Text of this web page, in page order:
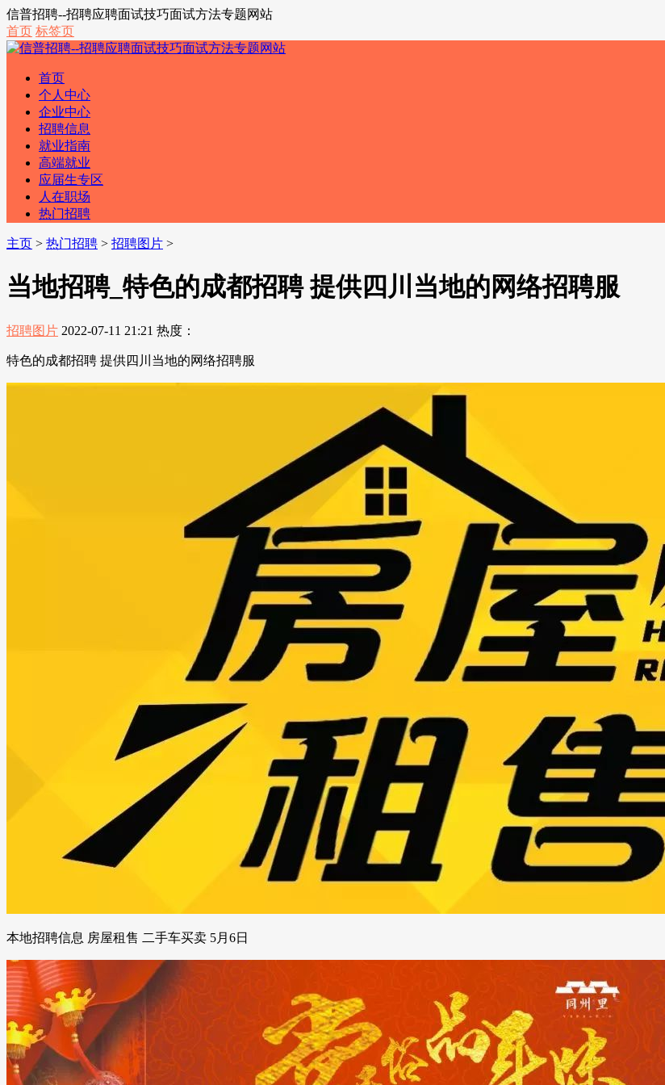
信普招聘--招聘应聘面试技巧面试方法专题网站
首页 标签页
首页
个人中心
企业中心
招聘信息
就业指南
高端就业
应届生专区
人在职场
热门招聘
主页 > 热门招聘 > 招聘图片 >
当地招聘_特色的成都招聘 提供四川当地的网络招聘服
招聘图片 2022-07-11 21:21 热度：
特色的成都招聘 提供四川当地的网络招聘服
本地招聘信息 房屋租售 二手车买卖 5月6日